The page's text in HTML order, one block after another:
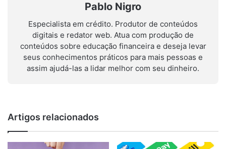
Pablo Nigro
Especialista em crédito. Produtor de conteúdos
digitais e redator web. Atua com produção de
conteúdos sobre educação financeira e deseja levar
seus conhecimentos práticos para mais pessoas e
assim ajudá-las a lidar melhor com seu dinheiro.
Artigos relacionados